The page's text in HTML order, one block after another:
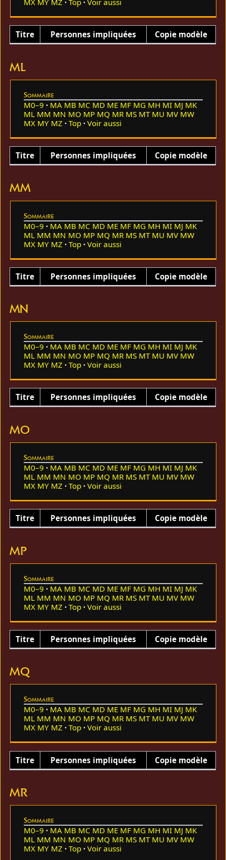
MX MY MZ Top Voir aussi
Titre Personnes impliquées Copie modèle
ML
Sommaire
M0–9 MA MB MC MD ME MF MG MH MI MJ MK
ML MM MN MO MP MQ MR MS MT MU MV MW
MX MY MZ Top Voir aussi
Titre Personnes impliquées Copie modèle
MM
Sommaire
M0–9 MA MB MC MD ME MF MG MH MI MJ MK
ML MM MN MO MP MQ MR MS MT MU MV MW
MX MY MZ Top Voir aussi
Titre Personnes impliquées Copie modèle
MN
Sommaire
M0–9 MA MB MC MD ME MF MG MH MI MJ MK
ML MM MN MO MP MQ MR MS MT MU MV MW
MX MY MZ Top Voir aussi
Titre Personnes impliquées Copie modèle
MO
Sommaire
M0–9 MA MB MC MD ME MF MG MH MI MJ MK
ML MM MN MO MP MQ MR MS MT MU MV MW
MX MY MZ Top Voir aussi
Titre Personnes impliquées Copie modèle
MP
Sommaire
M0–9 MA MB MC MD ME MF MG MH MI MJ MK
ML MM MN MO MP MQ MR MS MT MU MV MW
MX MY MZ Top Voir aussi
Titre Personnes impliquées Copie modèle
MQ
Sommaire
M0–9 MA MB MC MD ME MF MG MH MI MJ MK
ML MM MN MO MP MQ MR MS MT MU MV MW
MX MY MZ Top Voir aussi
Titre Personnes impliquées Copie modèle
MR
Sommaire
M0–9 MA MB MC MD ME MF MG MH MI MJ MK
ML MM MN MO MP MQ MR MS MT MU MV MW
MX MY MZ Top Voir aussi